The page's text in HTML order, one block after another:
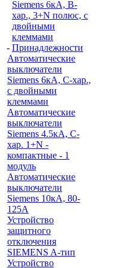
Siemens 6кА, B-
хар., 3+N полюс, с
двойными
клеммами
- Принадлежности
Автоматические
выключатели
Siemens 6кА, C-хар.,
с двойными
клеммами
Автоматические
выключатели
Siemens 4.5кА, C-
хар. 1+N -
компактные - 1
модуль
Автоматические
выключатели
Siemens 10кА, 80-
125A
Устройство
защитного
отключения
SIEMENS A-тип
Устройство